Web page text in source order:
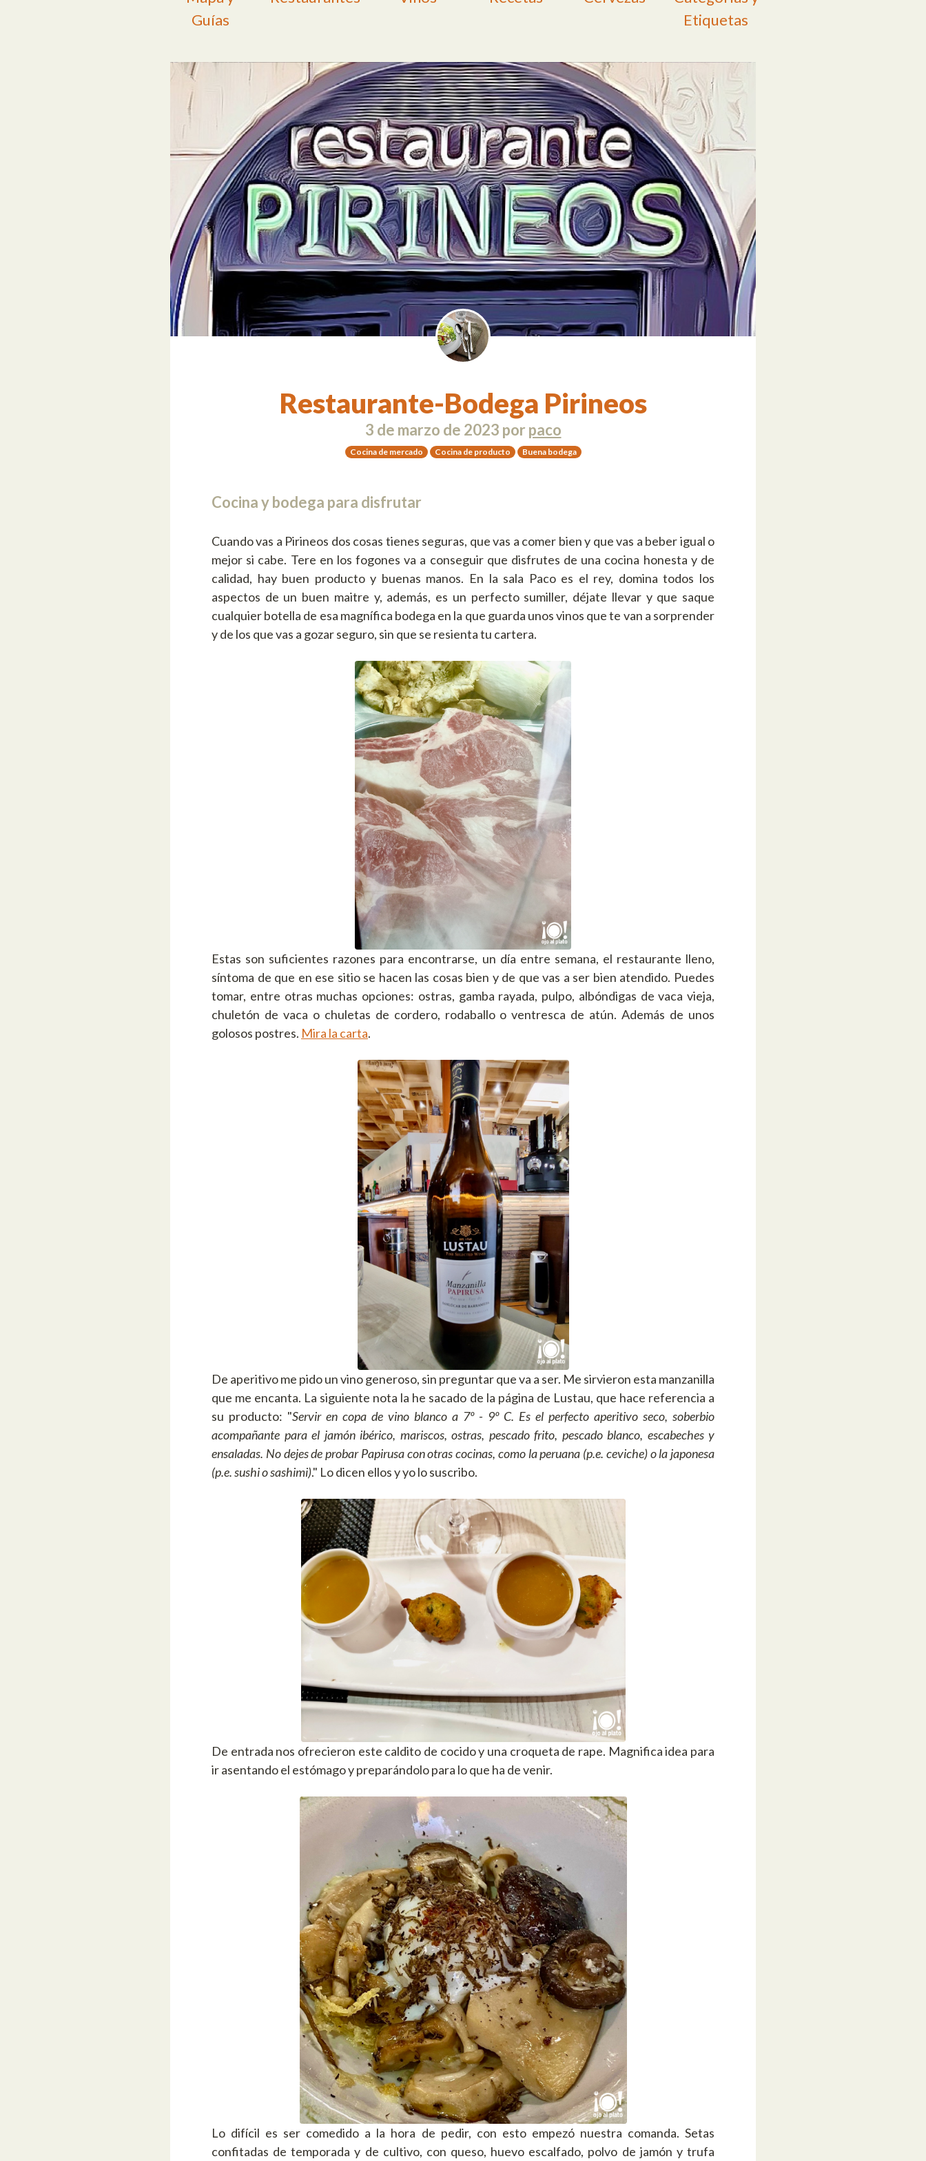
Guías
Etiquetas
Restaurante-Bodega Pirineos
3 de marzo de 2023 por paco
Cocina de mercado Cocina de producto Buena bodega
Cocina y bodega para disfrutar
Cuando vas a Pirineos dos cosas tienes seguras, que vas a comer bien y que vas a beber igual o
mejor si cabe. Tere en los fogones va a conseguir que disfrutes de una cocina honesta y de
calidad, hay buen producto y buenas manos. En la sala Paco es el rey, domina todos los
aspectos de un buen maitre y, además, es un perfecto sumiller, déjate llevar y que saque
cualquier botella de esa magnífica bodega en la que guarda unos vinos que te van a sorprender
y de los que vas a gozar seguro, sin que se resienta tu cartera.
Estas son suficientes razones para encontrarse, un día entre semana, el restaurante lleno,
síntoma de que en ese sitio se hacen las cosas bien y de que vas a ser bien atendido. Puedes
tomar, entre otras muchas opciones: ostras, gamba rayada, pulpo, albóndigas de vaca vieja,
chuletón de vaca o chuletas de cordero, rodaballo o ventresca de atún. Además de unos
golosos postres. Mira la carta.
De aperitivo me pido un vino generoso, sin preguntar que va a ser. Me sirvieron esta manzanilla
que me encanta. La siguiente nota la he sacado de la página de Lustau, que hace referencia a
su producto: "Servir en copa de vino blanco a 7º - 9º C. Es el perfecto aperitivo seco, soberbio
acompañante para el jamón ibérico, mariscos, ostras, pescado frito, pescado blanco, escabeches y
ensaladas. No dejes de probar Papirusa con otras cocinas, como la peruana (p.e. ceviche) o la japonesa
(p.e. sushi o sashimi)." Lo dicen ellos y yo lo suscribo.
De entrada nos ofrecieron este caldito de cocido y una croqueta de rape. Magnifica idea para
ir asentando el estómago y preparándolo para lo que ha de venir.
Lo difícil es ser comedido a la hora de pedir, con esto empezó nuestra comanda. Setas
confitadas de temporada y de cultivo, con queso, huevo escalfado, polvo de jamón y trufa